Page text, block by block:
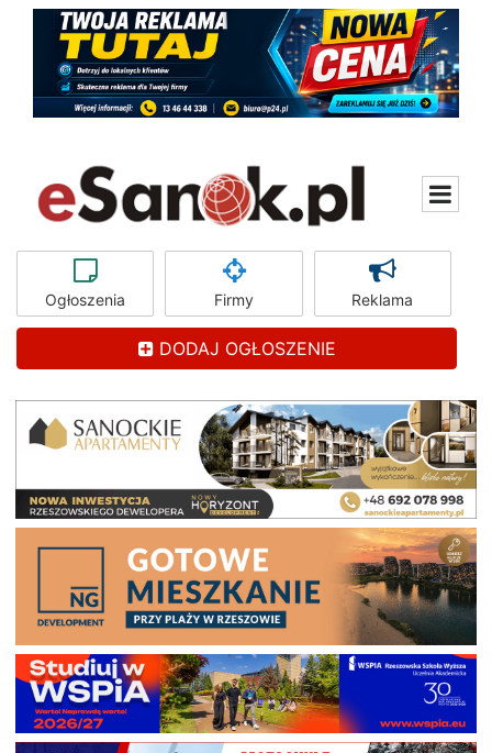
Ogłoszenia Firmy Reklama
DODAJ OGŁOSZENIE